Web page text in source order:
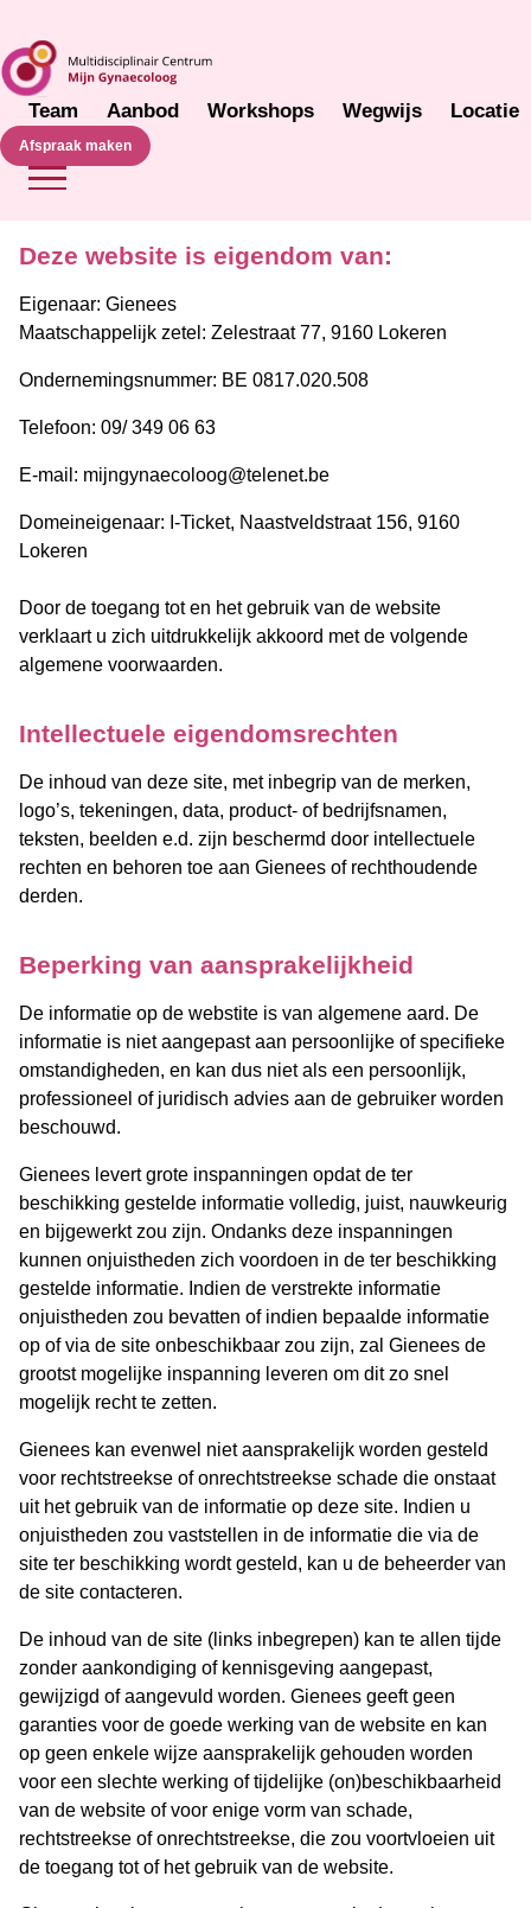
Team Aanbod Workshops Wegwijs Locatie
Afspraak maken
Deze website is eigendom van:
Eigenaar: Gienees
Maatschappelijk zetel: Zelestraat 77, 9160 Lokeren
Ondernemingsnummer: BE 0817.020.508
Telefoon: 09/ 349 06 63
E-mail: mijngynaecoloog@telenet.be
Domeineigenaar: I-Ticket, Naastveldstraat 156, 9160
Lokeren
Door de toegang tot en het gebruik van de website
verklaart u zich uitdrukkelijk akkoord met de volgende
algemene voorwaarden.
Intellectuele eigendomsrechten
De inhoud van deze site, met inbegrip van de merken,
logo’s, tekeningen, data, product- of bedrijfsnamen,
teksten, beelden e.d. zijn beschermd door intellectuele
rechten en behoren toe aan Gienees of rechthoudende
derden.
Beperking van aansprakelijkheid
De informatie op de webstite is van algemene aard. De
informatie is niet aangepast aan persoonlijke of specifieke
omstandigheden, en kan dus niet als een persoonlijk,
professioneel of juridisch advies aan de gebruiker worden
beschouwd.
Gienees levert grote inspanningen opdat de ter
beschikking gestelde informatie volledig, juist, nauwkeurig
en bijgewerkt zou zijn. Ondanks deze inspanningen
kunnen onjuistheden zich voordoen in de ter beschikking
gestelde informatie. Indien de verstrekte informatie
onjuistheden zou bevatten of indien bepaalde informatie
op of via de site onbeschikbaar zou zijn, zal Gienees de
grootst mogelijke inspanning leveren om dit zo snel
mogelijk recht te zetten.
Gienees kan evenwel niet aansprakelijk worden gesteld
voor rechtstreekse of onrechtstreekse schade die onstaat
uit het gebruik van de informatie op deze site. Indien u
onjuistheden zou vaststellen in de informatie die via de
site ter beschikking wordt gesteld, kan u de beheerder van
de site contacteren.
De inhoud van de site (links inbegrepen) kan te allen tijde
zonder aankondiging of kennisgeving aangepast,
gewijzigd of aangevuld worden. Gienees geeft geen
garanties voor de goede werking van de website en kan
op geen enkele wijze aansprakelijk gehouden worden
voor een slechte werking of tijdelijke (on)beschikbaarheid
van de website of voor enige vorm van schade,
rechtstreekse of onrechtstreekse, die zou voortvloeien uit
de toegang tot of het gebruik van de website.